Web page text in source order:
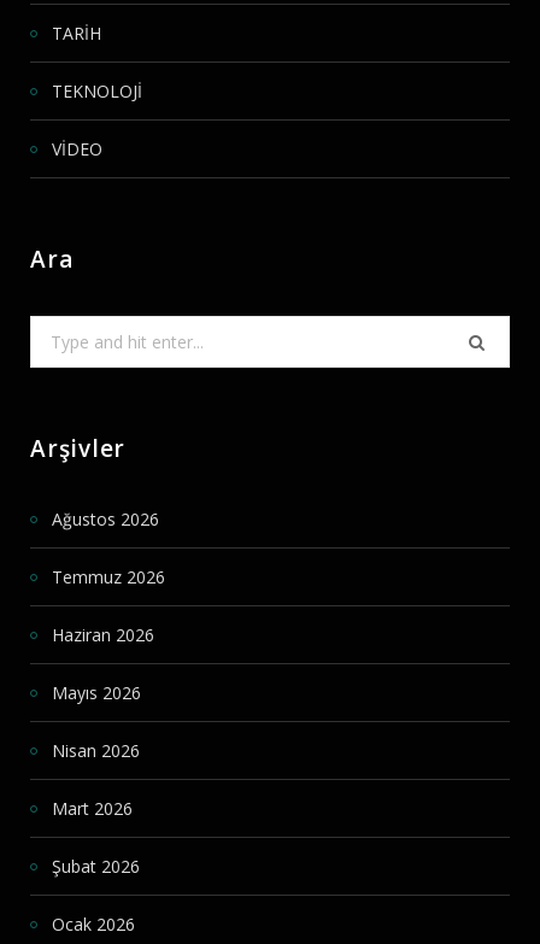
TARİH
TEKNOLOJİ
VİDEO
Ara
for:
Arşivler
Ağustos 2026
Temmuz 2026
Haziran 2026
Mayıs 2026
Nisan 2026
Mart 2026
Şubat 2026
Ocak 2026